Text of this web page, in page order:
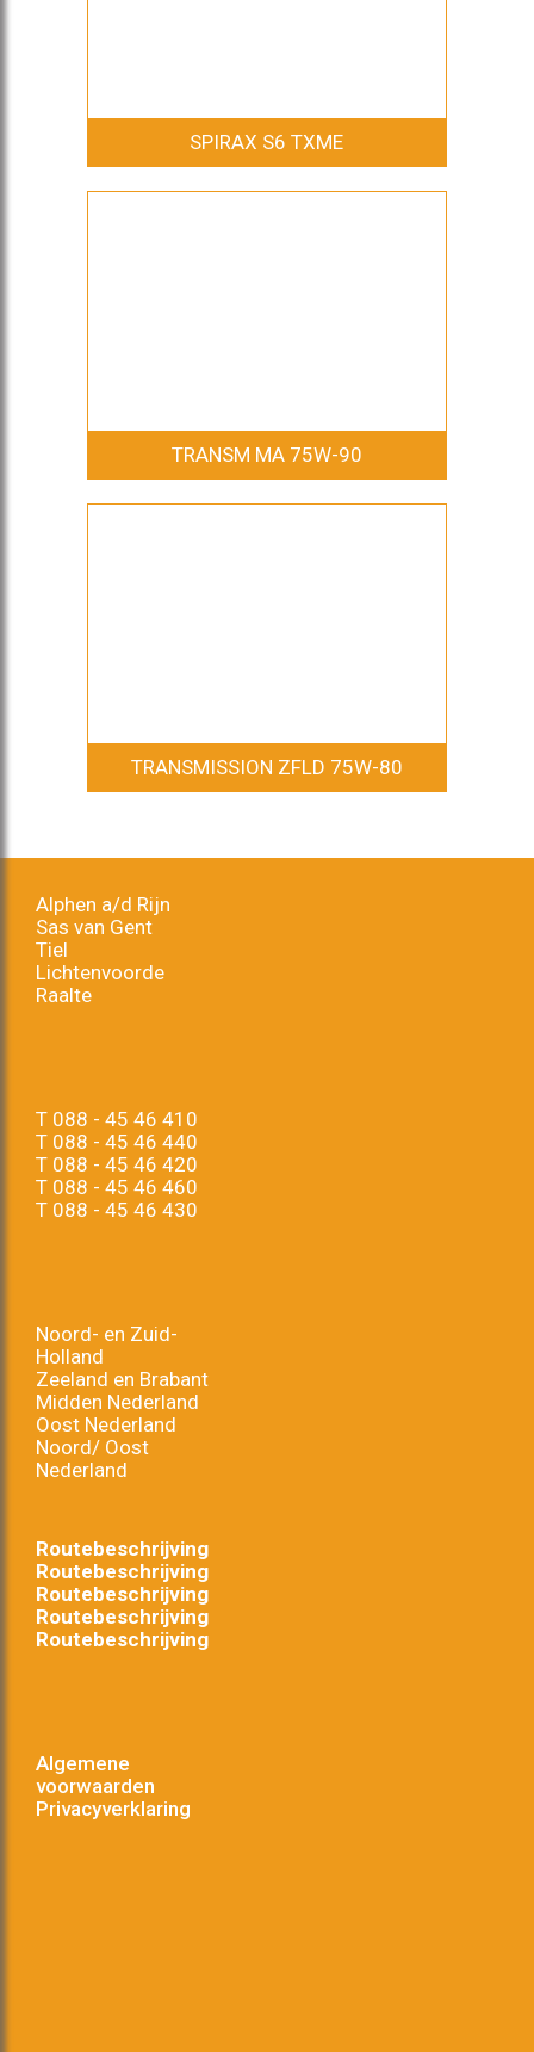
SPIRAX S6 TXME
TRANSM MA 75W-90
TRANSMISSION ZFLD 75W-80
Alphen a/d Rijn
Sas van Gent
Tiel
Lichtenvoorde
Raalte
T 088 - 45 46 410
T 088 - 45 46 440
T 088 - 45 46 420
T 088 - 45 46 460
T 088 - 45 46 430
Noord- en Zuid-
Holland
Zeeland en Brabant
Midden Nederland
Oost Nederland
Noord/ Oost
Nederland
Routebeschrijving
Routebeschrijving
Routebeschrijving
Routebeschrijving
Routebeschrijving
Algemene
voorwaarden
Privacyverklaring